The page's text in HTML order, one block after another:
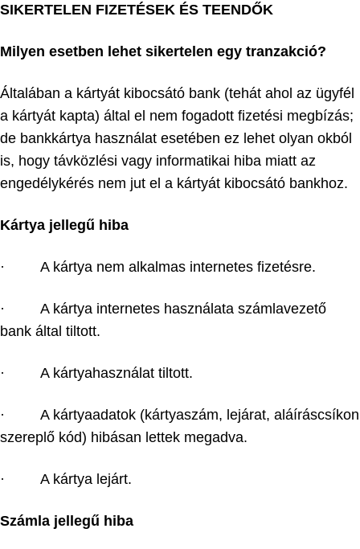
SIKERTELEN FIZETÉSEK ÉS TEENDŐK
Milyen esetben lehet sikertelen egy tranzakció?
Általában a kártyát kibocsátó bank (tehát ahol az ügyfél
a kártyát kapta) által el nem fogadott fizetési megbízás;
de bankkártya használat esetében ez lehet olyan okból
is, hogy távközlési vagy informatikai hiba miatt az
engedélykérés nem jut el a kártyát kibocsátó bankhoz.
Kártya jellegű hiba
· A kártya nem alkalmas internetes fizetésre.
· A kártya internetes használata számlavezető
bank által tiltott.
· A kártyahasználat tiltott.
· A kártyaadatok (kártyaszám, lejárat, aláíráscsíkon
szereplő kód) hibásan lettek megadva.
· A kártya lejárt.
Számla jellegű hiba